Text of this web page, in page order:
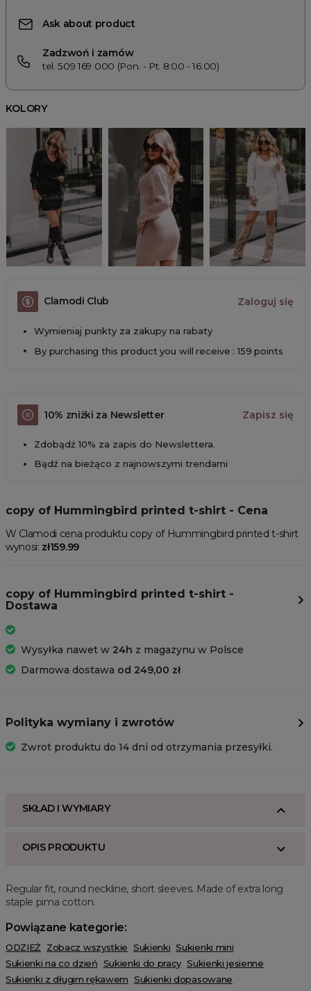
Ask about product
Zadzwoń i zamów
tel. 509 169 000 (Pon. - Pt. 8:00 - 16:00)
KOLORY
Clamodi Club Zaloguj się
Wymieniaj punkty za zakupy na rabaty
By purchasing this product you will receive : 159 points
10% zniżki za Newsletter Zapisz się
Zdobądź 10% za zapis do Newslettera.
Bądź na bieżąco z najnowszymi trendami
copy of Hummingbird printed t-shirt - Cena
W Clamodi cena produktu copy of Hummingbird printed t-shirt
wynosi: zł159.99
copy of Hummingbird printed t-shirt -
Dostawa
Wysyłka nawet w 24h z magazynu w Polsce
Darmowa dostawa od 249,00 zł
Polityka wymiany i zwrotów
Zwrot produktu do 14 dni od otrzymania przesyłki.
SKŁAD I WYMIARY
OPIS PRODUKTU
Regular fit, round neckline, short sleeves. Made of extra long
staple pima cotton.
Powiązane kategorie:
ODZIEŻ Zobacz wszystkie Sukienki Sukienki mini
Sukienki na co dzień Sukienki do pracy Sukienki jesienne
Sukienki z długim rękawem Sukienki dopasowane